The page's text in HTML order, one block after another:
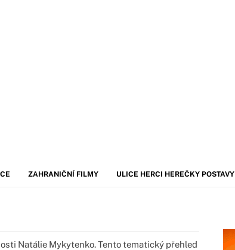
ZAHRANIČNÍ FILMY ULICE HERCI HEREČKY POSTAVY
Natálie Mykytenko. Tento tematický přehled